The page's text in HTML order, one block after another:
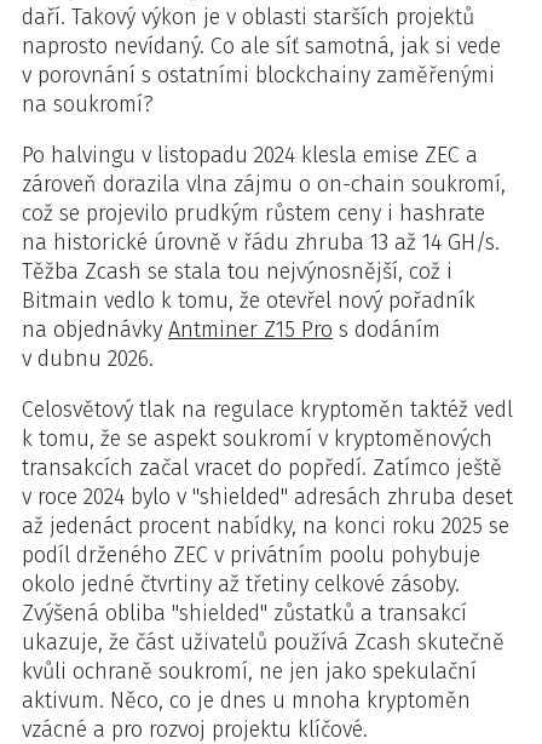
daří. Takový výkon je v oblasti starších projektů
naprosto nevídaný. Co ale síť samotná, jak si vede
v porovnání s ostatními blockchainy zaměřenými
na soukromí?
Po halvingu v listopadu 2024 klesla emise ZEC a
zároveň dorazila vlna zájmu o on-chain soukromí,
což se projevilo prudkým růstem ceny i hashrate
na historické úrovně v řádu zhruba 13 až 14 GH/s.
Těžba Zcash se stala tou nejvýnosnější, což i
Bitmain vedlo k tomu, že otevřel nový pořadník
na objednávky Antminer Z15 Pro s dodáním
v dubnu 2026.
Celosvětový tlak na regulace kryptoměn taktéž vedl
k tomu, že se aspekt soukromí v kryptoměnových
transakcích začal vracet do popředí. Zatímco ještě
v roce 2024 bylo v "shielded" adresách zhruba deset
až jedenáct procent nabídky, na konci roku 2025 se
podíl drženého ZEC v privátním poolu pohybuje
okolo jedné čtvrtiny až třetiny celkové zásoby.
Zvýšená obliba "shielded" zůstatků a transakcí
ukazuje, že část uživatelů používá Zcash skutečně
kvůli ochraně soukromí, ne jen jako spekulační
aktivum. Něco, co je dnes u mnoha kryptoměn
vzácné a pro rozvoj projektu klíčové.